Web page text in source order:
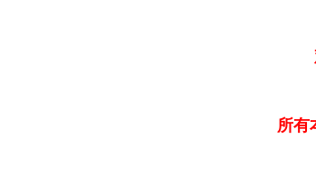
观看两
给大家带
所有本